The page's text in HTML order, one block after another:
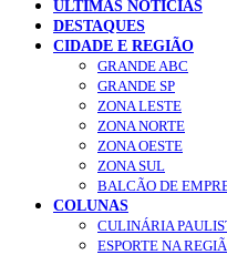
ÚLTIMAS NOTÍCIAS
DESTAQUES
CIDADE E REGIÃO
GRANDE ABC
GRANDE SP
ZONA LESTE
ZONA NORTE
ZONA OESTE
ZONA SUL
BALCÃO DE
COLUNAS
CULINÁRIA
ESPORTE NA